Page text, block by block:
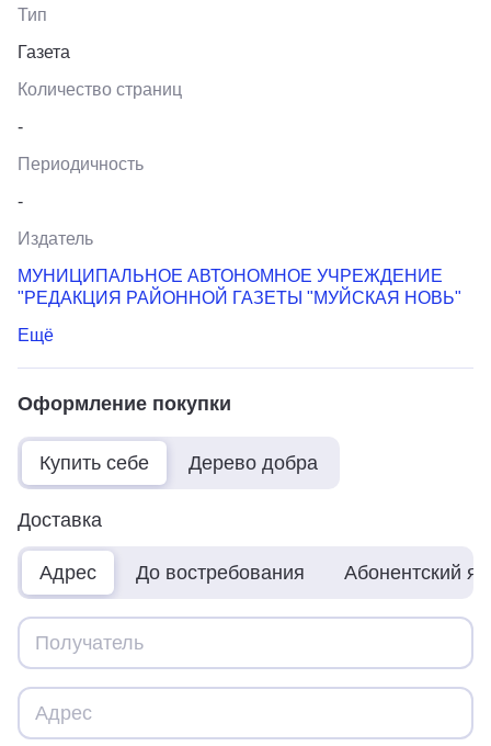
Тип
Газета
Количество страниц
-
Периодичность
-
Издатель
МУНИЦИПАЛЬНОЕ АВТОНОМНОЕ УЧРЕЖДЕНИЕ
"РЕДАКЦИЯ РАЙОННОЙ ГАЗЕТЫ "МУЙСКАЯ НОВЬ"
Ещё
Оформление покупки
Купить себе Дерево добра
Доставка
Адрес До востребования Абонентский